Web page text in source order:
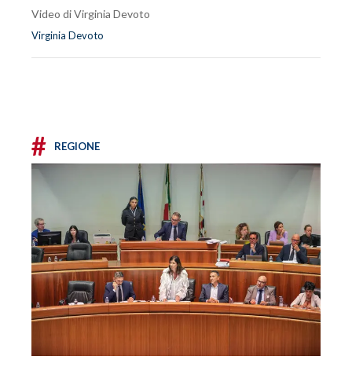
Video di Virginia Devoto
Virginia Devoto
# REGIONE